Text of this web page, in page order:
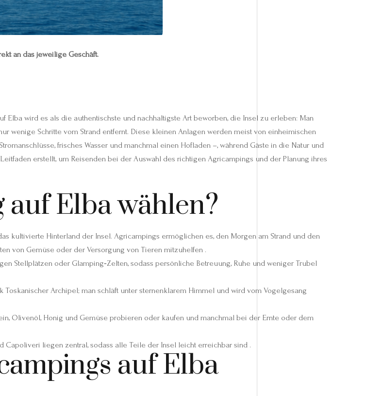
an das jeweilige Geschäft.
wird es als die authentischste und nachhaltigste Art beworben, die Insel zu erleben: Man
wenige Schritte vom Strand entfernt. Diese kleinen Anlagen werden meist von einheimischen
frisches Wasser und manchmal einen Hofladen –, während Gäste in die Natur und
erstellt, um Reisenden bei der Auswahl des richtigen Agricampings und der Planung ihres
Elba wählen?
kultivierte Hinterland der Insel. Agricampings ermöglichen es, den Morgen am Strand und den
von Gemüse oder der Versorgung von Tieren mitzuhelfen .
Stellplätzen oder Glamping‑Zelten, sodass persönliche Betreuung, Ruhe und weniger Trubel
Archipel; man schläft unter sternenklarem Himmel und wird vom Vogelgesang
Olivenöl, Honig und Gemüse probieren oder kaufen und manchmal bei der Ernte oder dem
Capoliveri liegen zentral, sodass alle Teile der Insel leicht erreichbar sind .
auf Elba